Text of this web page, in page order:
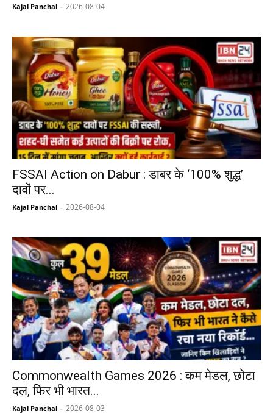
Kajal Panchal - 2026-08-04
FSSAI Action on Dabur : डाबर के ‘100% शुद्ध’
दावों पर...
Kajal Panchal - 2026-08-04
Commonwealth Games 2026 : कम मेडल, छोटा
दल, फिर भी भारत...
Kajal Panchal - 2026-08-03